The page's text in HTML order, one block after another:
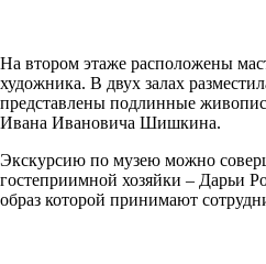
На втором этаже расположены
художника. В двух залах
представлены подлинные
Ивана Ивановича Шишкина.
Экскурсию по музею можно
гостеприимной хозяйки – Дарьи
образ которой принимают